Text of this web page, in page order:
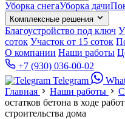
Уборка снегаУборка дачи
Комплексные решения
Благоустройство под ключ
соток Участок от 15 соток
О компании Наши работы
+7 (930) 036-00-02
Telegram
Главная
Наши работы
остатков бетона в ходе
строительства дома